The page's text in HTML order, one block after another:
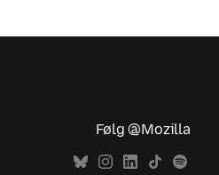
Følg @Mozilla